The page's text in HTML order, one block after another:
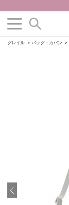
グレイル バッグ・カバン